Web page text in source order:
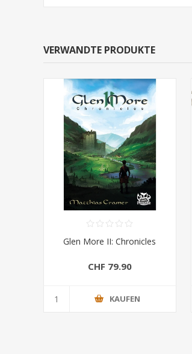
VERWANDTE PRODUKTE
Glen More II: Chronicles
CHF 79.90
KAUFEN